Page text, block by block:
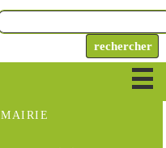
MAIRIE